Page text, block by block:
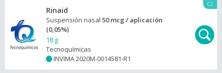
C2
Rinaid
Suspensión nasal 50 mcg / aplicación
(0,05%)
18 g
Tecnoquímicas
INVIMA 2020M-0014581-R1